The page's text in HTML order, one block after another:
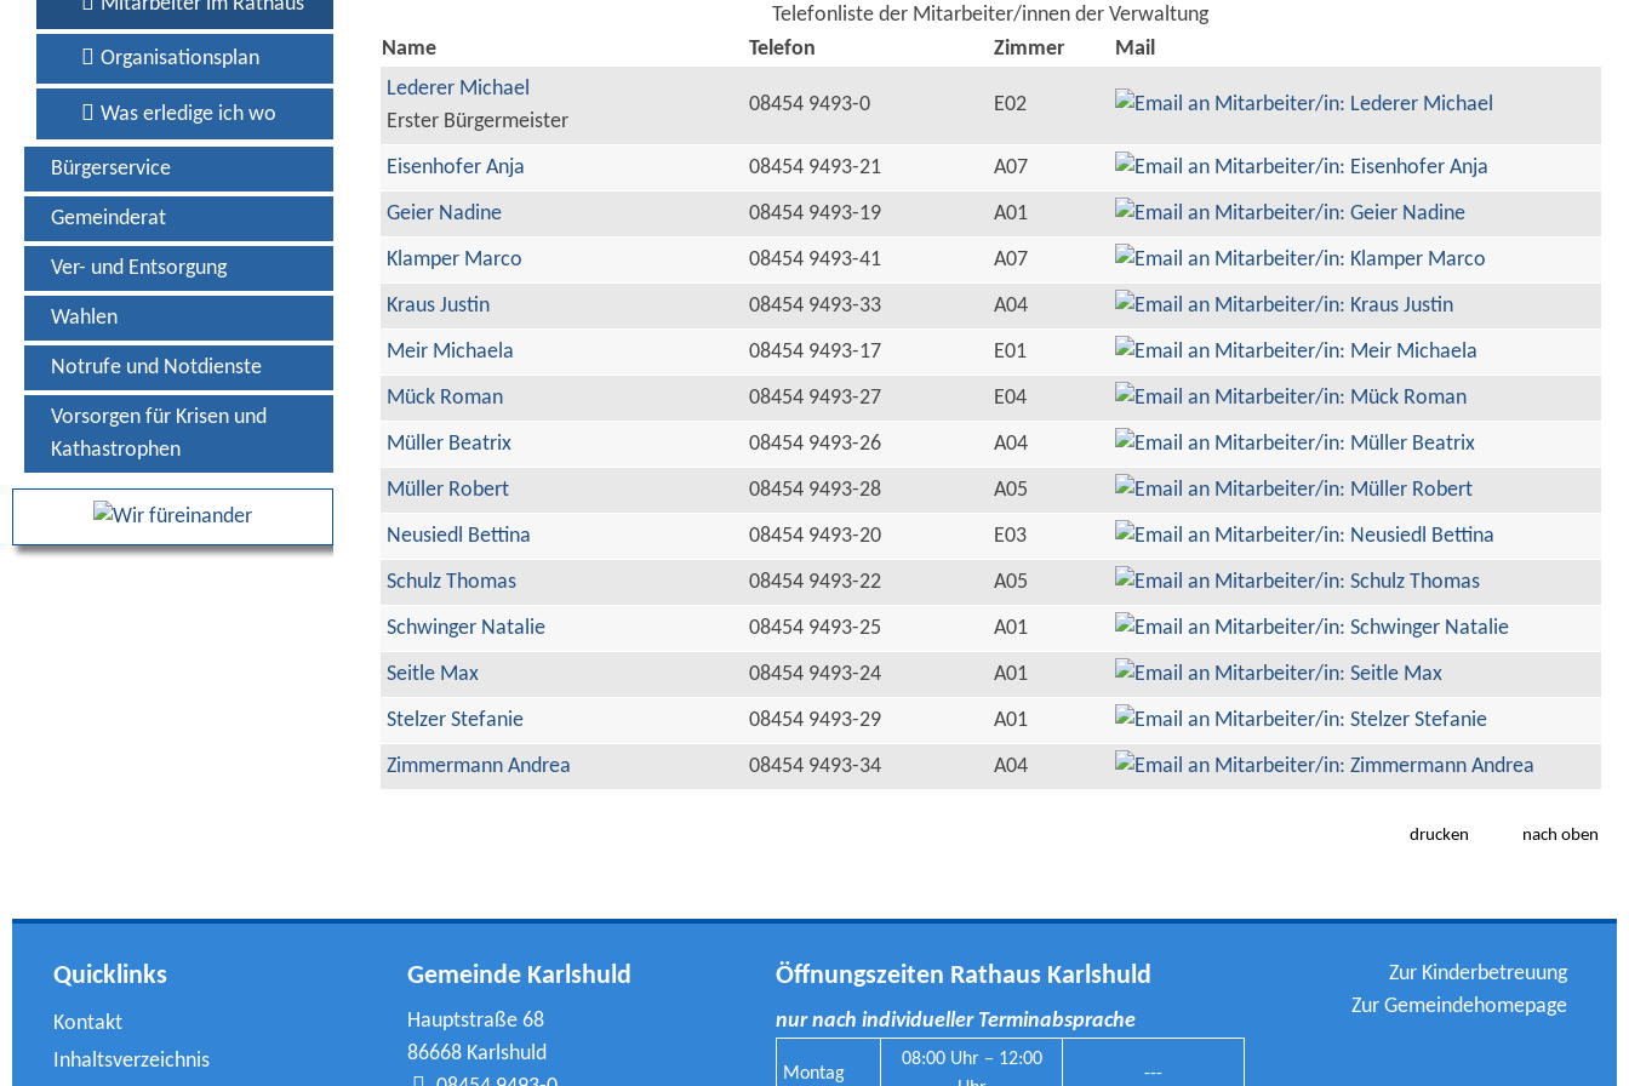
Organisationsplan
Was erledige ich wo
Bürgerservice
Gemeinderat
Ver- und Entsorgung
Wahlen
Notrufe und Notdienste
Vorsorgen für Krisen und
Kathastrophen
Telefonliste der Mitarbeiter/innen der Verwaltung
Name
Telefon Zimmer
Mail
Lederer Michael
Erster Bürgermeister
08454 9493-0 E02
Eisenhofer Anja 08454 9493-21
A07
Geier Nadine
08454 9493-19
A01
Klamper Marco
08454 9493-41
A07
Kraus Justin
08454 9493-33
A04
Meir Michaela
08454 9493-17
E01
Mück Roman
08454 9493-27
E04
Müller Beatrix
08454 9493-26
A04
Müller Robert
08454 9493-28
A05
Neusiedl Bettina
08454 9493-20
E03
Schulz Thomas
08454 9493-22
A05
Schwinger Natalie
08454 9493-25
A01
Seitle Max
08454 9493-24
A01
Stelzer Stefanie
08454 9493-29
A01
Zimmermann Andrea
08454 9493-34 A04
drucken nach oben
Quicklinks
Kontakt
Inhaltsverzeichnis
Gemeinde Karlshuld
Hauptstraße 68
86668 Karlshuld
Öffnungszeiten Rathaus Karlshuld
nur nach individueller Terminabsprache
Montag
08:00 Uhr – 12:00
---
Zur Kinderbetreuung
Zur Gemeindehomepage